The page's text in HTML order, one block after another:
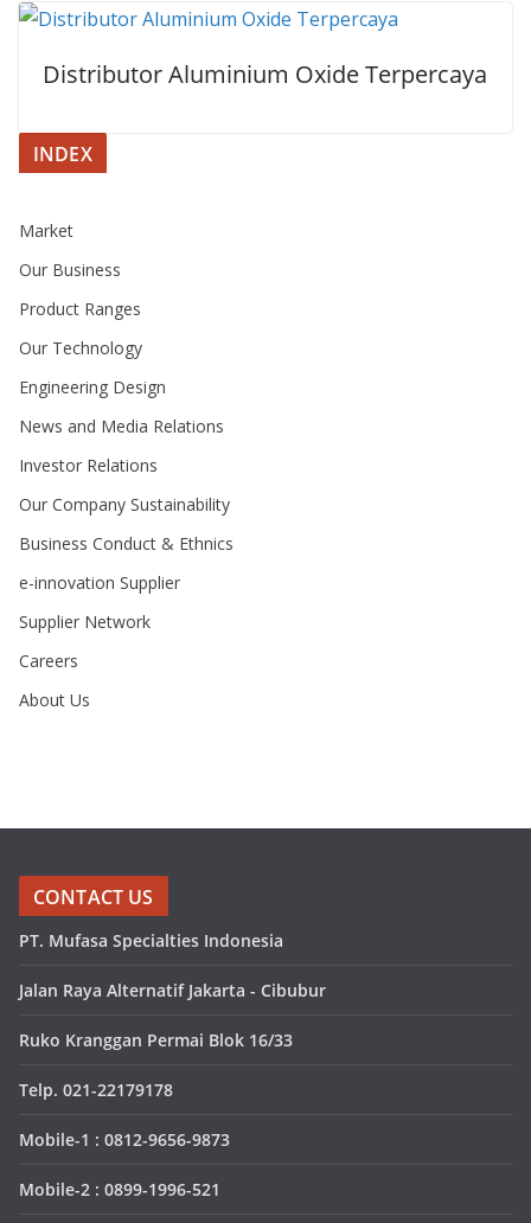
Distributor Aluminium Oxide Terpercaya
INDEX
Market
Our Business
Product Ranges
Our Technology
Engineering Design
News and Media Relations
Investor Relations
Our Company Sustainability
Business Conduct & Ethnics
e-innovation Supplier
Supplier Network
Careers
About Us
CONTACT US
PT. Mufasa Specialties Indonesia
Jalan Raya Alternatif Jakarta - Cibubur
Ruko Kranggan Permai Blok 16/33
Telp. 021-22179178
Mobile-1 : 0812-9656-9873
Mobile-2 : 0899-1996-521